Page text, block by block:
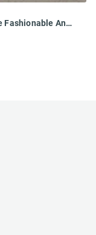
AJ8Q001 Пробковый пол Wicanders Pure Fashionable Antracite